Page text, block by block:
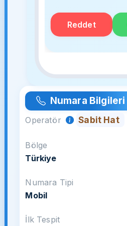
Reddet
Numara Bilgileri
Operatör Sabit Hat
Bölge
Türkiye
Numara Tipi
Mobil
İlk Tespit